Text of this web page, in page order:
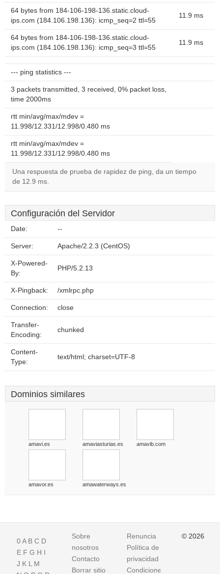
64 bytes from 184-106-198-136.static.cloud-
ips.com (184.106.198.136): icmp_seq=2 ttl=55
11.9 ms
64 bytes from 184-106-198-136.static.cloud-
ips.com (184.106.198.136): icmp_seq=3 ttl=55
11.9 ms
--- ping statistics ---
3 packets transmitted, 3 received, 0% packet loss,
time 2000ms
rtt min/avg/max/mdev =
11.998/12.331/12.998/0.480 ms
rtt min/avg/max/mdev =
11.998/12.331/12.998/0.480 ms
Una respuesta de prueba de rapidez de ping, da un tiempo
de 12.9 ms.
Configuración del Servidor
Date: --
Server: Apache/2.2.3 (CentOS)
X-Powered-
By:
PHP/5.2.13
X-Pingback: /xmlrpc.php
Connection: close
Transfer-
Encoding:
chunked
Content-
Type:
text/html; charset=UTF-8
Dominios similares
amavi.es amaviasturias.es amavib.com
amavor.es amawaterways.es
0A B C D
E F G H I
J K L M
Sobre
nosotros
Contacto
Borrar sitio
Renuncia
Política de
privacidad
Condiciones
© 2026